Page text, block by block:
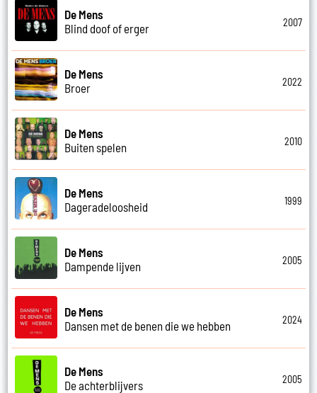
De Mens
Blind doof of erger
2007
De Mens
Broer
2022
De Mens
Buiten spelen
2010
De Mens
Dageradeloosheid
1999
De Mens
Dampende lijven
2005
De Mens
Dansen met de benen die we hebben
2024
De Mens
De achterblijvers
2005